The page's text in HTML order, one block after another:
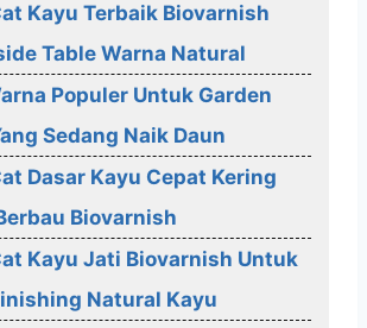
Kayu Terbaik Biovarnish
Table Warna Natural
Populer Untuk Garden
Sedang Naik Daun
Dasar Kayu Cepat Kering
Biovarnish
Kayu Jati Biovarnish Untuk
Natural Kayu